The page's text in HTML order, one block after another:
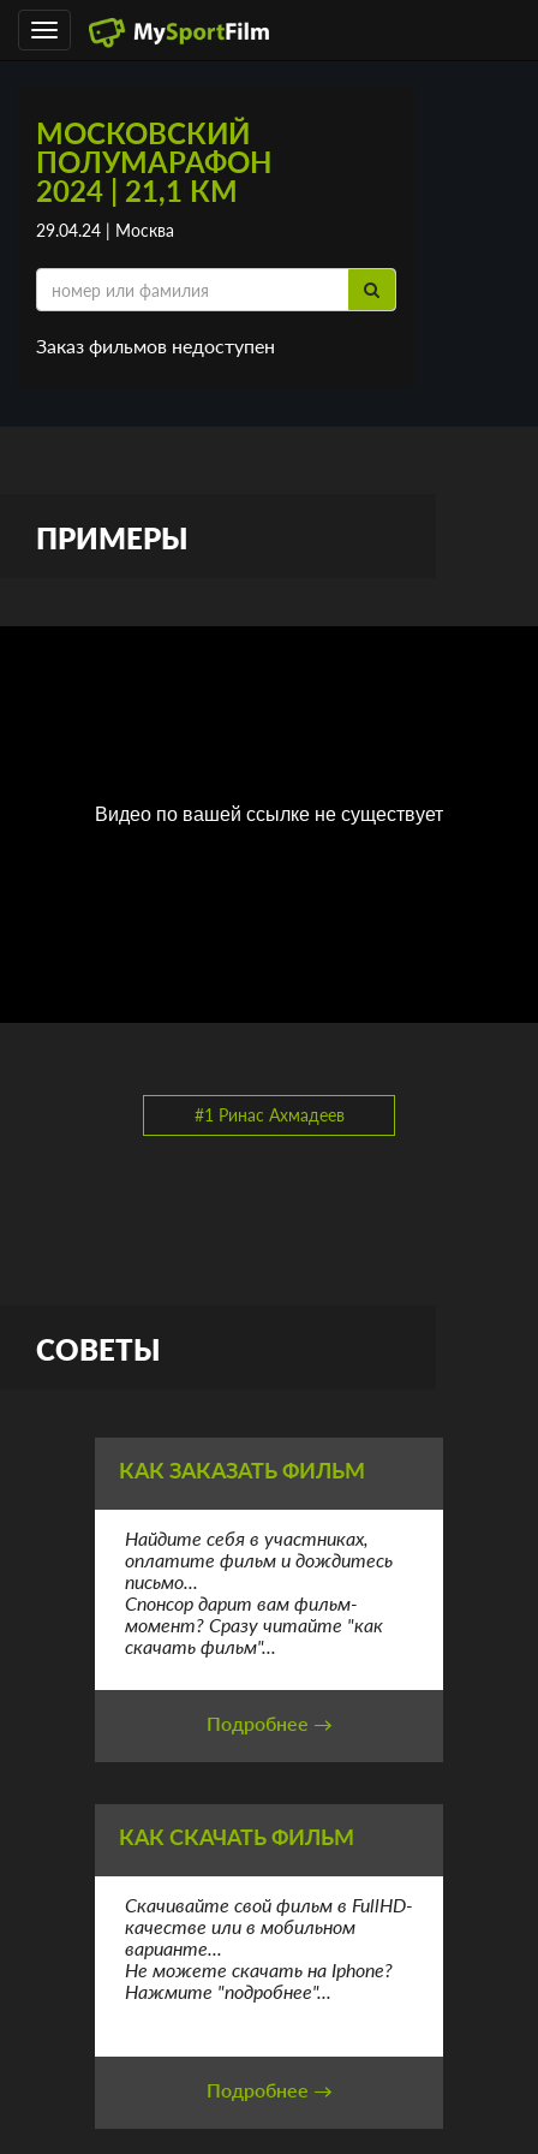
Toggle
МОСКОВСКИЙ
ПОЛУМАРАФОН
2024 | 21,1 КМ
29.04.24 | Москва
Заказ фильмов недоступен
ПРИМЕРЫ
#1 Ринас Ахмадеев
СОВЕТЫ
КАК ЗАКАЗАТЬ ФИЛЬМ
Найдите себя в участниках,
оплатите фильм и дождитесь
письмо...
Спонсор дарит вам фильм-
момент? Сразу читайте "как
скачать фильм"...
Подробнее →
КАК СКАЧАТЬ ФИЛЬМ
Скачивайте свой фильм в FullHD-
качестве или в мобильном
варианте...
Не можете скачать на Iphone?
Нажмите "подробнее"...
Подробнее →